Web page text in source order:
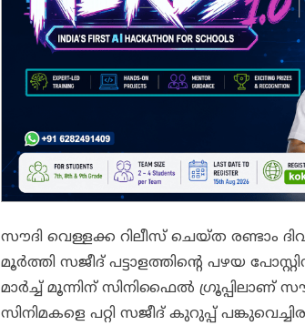
സൗദി വെള്ളക്ക റിലീസ് ചെയ്ത രണ്ടാം
മൂര്‍ത്തി സജീദ് പട്ടാളത്തിന്റെ പഴയ
മാര്‍ച്ച് മൂന്നിന് സിനിഫൈല്‍ ഗ്രൂപ്പിലാണ്
സിനിമകളെ പറ്റി സജീദ് കുറുപ്പ്